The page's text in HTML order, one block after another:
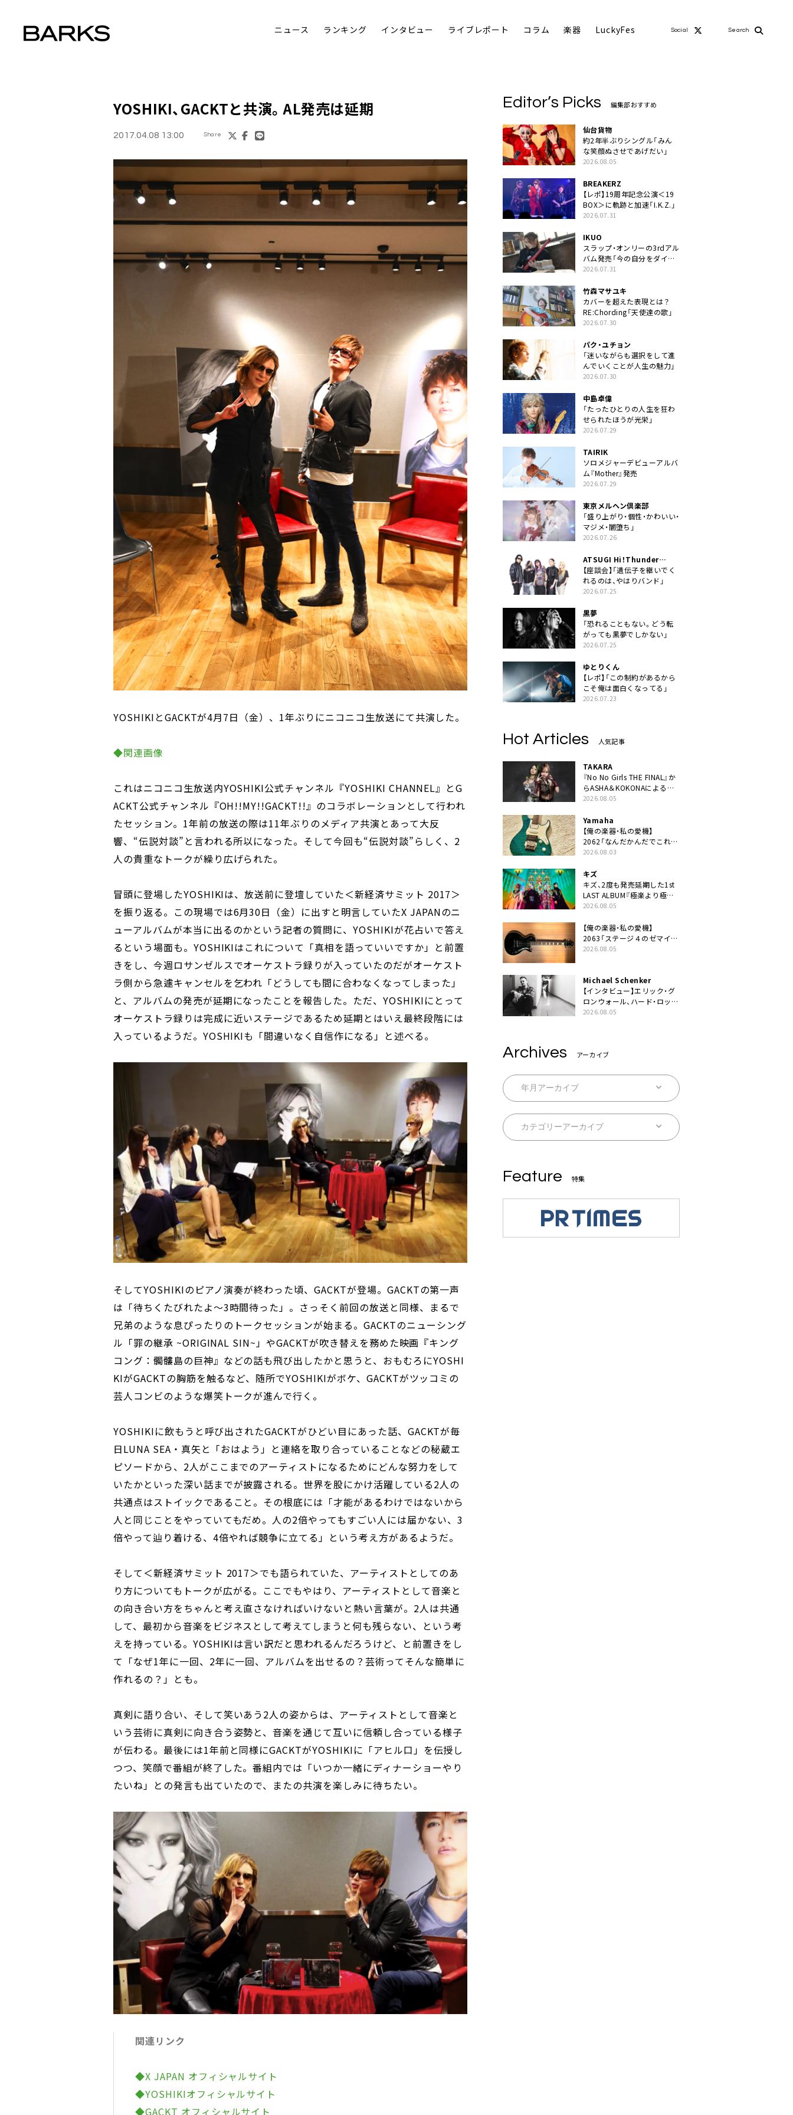
ニュース ランキング インタビュー ライブレポート コラム 楽器 LuckyFes Social Search
YOSHIKI、GACKTと共演。AL発売は延期
2017.04.08 13:00 Share
YOSHIKIとGACKTが4月7日（金）、1年ぶりにニコニコ生放送にて共演した。
◆関連画像
これはニコニコ生放送内YOSHIKI公式チャンネル『YOSHIKI CHANNEL』とG
ACKT公式チャンネル『OH!!MY!!GACKT!!』のコラボレーションとして行われ
たセッション。1年前の放送の際は11年ぶりのメディア共演とあって大反
響、“伝説対談”と言われる所以になった。そして今回も“伝説対談”らしく、2
人の貴重なトークが繰り広げられた。
冒頭に登場したYOSHIKIは、放送前に登壇していた＜新経済サミット 2017＞
を振り返る。この現場では6月30日（金）に出すと明言していたX JAPANのニ
ューアルバムが本当に出るのかという記者の質問に、YOSHIKIが花占いで答え
るという場面も。YOSHIKIはこれについて「真相を語っていいですか」と前置
きをし、今週ロサンゼルスでオーケストラ録りが入っていたのだがオーケスト
ラ側から急遽キャンセルを乞われ「どうしても間に合わなくなってしまった」
と、アルバムの発売が延期になったことを報告した。ただ、YOSHIKIにとって
オーケストラ録りは完成に近いステージであるため延期とはいえ最終段階には
入っているようだ。YOSHIKIも「間違いなく自信作になる」と述べる。
そしてYOSHIKIのピアノ演奏が終わった頃、GACKTが登場。GACKTの第一声
は「待ちくたびれたよ〜3時間待った」。さっそく前回の放送と同様、まるで
兄弟のような息ぴったりのトークセッションが始まる。GACKTのニューシング
ル「罪の継承 ~ORIGINAL SIN~」やGACKTが吹き替えを務めた映画『キング
コング：髑髏島の巨神』などの話も飛び出したかと思うと、おもむろにYOSHI
KIがGACKTの胸筋を触るなど、随所でYOSHIKIがボケ、GACKTがツッコミの
芸人コンビのような爆笑トークが進んで行く。
YOSHIKIに飲もうと呼び出されたGACKTがひどい目にあった話、GACKTが毎
日LUNA SEA・真矢と「おはよう」と連絡を取り合っていることなどの秘蔵エ
ピソードから、2人がここまでのアーティストになるためにどんな努力をして
いたかといった深い話までが披露される。世界を股にかけ活躍している2人の
共通点はストイックであること。その根底には「才能があるわけではないから
人と同じことをやっていてもだめ。人の2倍やってもすごい人には届かない、3
倍やって辿り着ける、4倍やれば競争に立てる」という考え方があるようだ。
そして＜新経済サミット 2017＞でも語られていた、アーティストとしてのあ
り方についてもトークが広がる。ここでもやはり、アーティストとして音楽と
の向き合い方をちゃんと考え直さなければいけないと熱い言葉が。2人は共通
して、最初から音楽をビジネスとして考えてしまうと何も残らない、という考
えを持っている。YOSHIKIは言い訳だと思われるんだろうけど、と前置きをし
て「なぜ1年に一回、2年に一回、アルバムを出せるの？芸術ってそんな簡単に
作れるの？」とも。
真剣に語り合い、そして笑いあう2人の姿からは、アーティストとして音楽と
いう芸術に真剣に向き合う姿勢と、音楽を通じて互いに信頼し合っている様子
が伝わる。最後には1年前と同様にGACKTがYOSHIKIに「アヒル口」を伝授し
つつ、笑顔で番組が終了した。番組内では「いつか一緒にディナーショーやり
たいね」との発言も出ていたので、またの共演を楽しみに待ちたい。
関連リンク
◆X JAPAN オフィシャルサイト
◆YOSHIKIオフィシャルサイト
◆GACKT オフィシャルサイト
Editor’s Picks 編集部おすすめ
仙台貨物
約2年半ぶりシングル「みん
な笑顔ぬさせであげだい」
2026.08.05
BREAKERZ
【レポ】19周年記念公演＜19
BOX＞に軌跡と加速「I.K.Z.」
2026.07.31
IKUO
スラップ・オンリーの3rdアル
バム発売「今の自分をダイレ
クトに」
2026.07.31
竹森マサユキ
カバーを超えた表現とは？
RE:Chording「天使達の歌」
2026.07.30
パク・ユチョン
「迷いながらも選択をして進
んでいくことが人生の魅力」
2026.07.30
中島卓偉
「たったひとりの人生を狂わ
せられたほうが光栄」
2026.07.29
TAIRIK
ソロメジャーデビューアルバ
ム『Mother』発売
2026.07.29
東京メルヘン倶楽部
「盛り上がり・個性・かわいい・
マジメ・闇堕ち」
2026.07.26
ATSUGI Hi！Thunder
Rock Festival
【座談会】「遺伝子を継いでく
れるのは、やはりバンド」
2026.07.25
黒夢
「恐れることもない。どう転
がっても黒夢でしかない」
2026.07.25
ゆとりくん
【レポ】「この制約があるから
こそ俺は面白くなってる」
2026.07.23
Hot Articles 人気記事
TAKARA
『No No Girls THE FINAL』か
らASHA＆KOKONAによるユ
ニット・TAKARAがデビュー
2026.08.05
Yamaha
【俺の楽器・私の愛機】
2062「なんだかんだでこれが
1番」
2026.08.03
キズ
キズ、2度も発売延期した1st
LAST ALBUM『極楽より極上
の雨』遂にリリース。収録曲
2026.08.05
【俺の楽器・私の愛機】
2063「ステージ４のゼマイテ
ィス。」
2026.08.05
Michael Schenker
【インタビュー】エリック・グ
ロンウォール、ハード・ロック
の今を代表する魂のボーカリ
2026.08.05
Archives アーカイブ
Feature 特集